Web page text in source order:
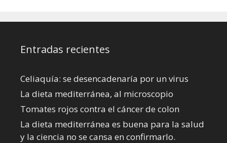
Entradas recientes
Celiaquía: se desencadenaría por un virus
La dieta mediterránea, al microscopio
Tomates rojos contra el cáncer de colon
La dieta mediterránea es buena para la salud
y la ciencia no se cansa en confirmarlo.